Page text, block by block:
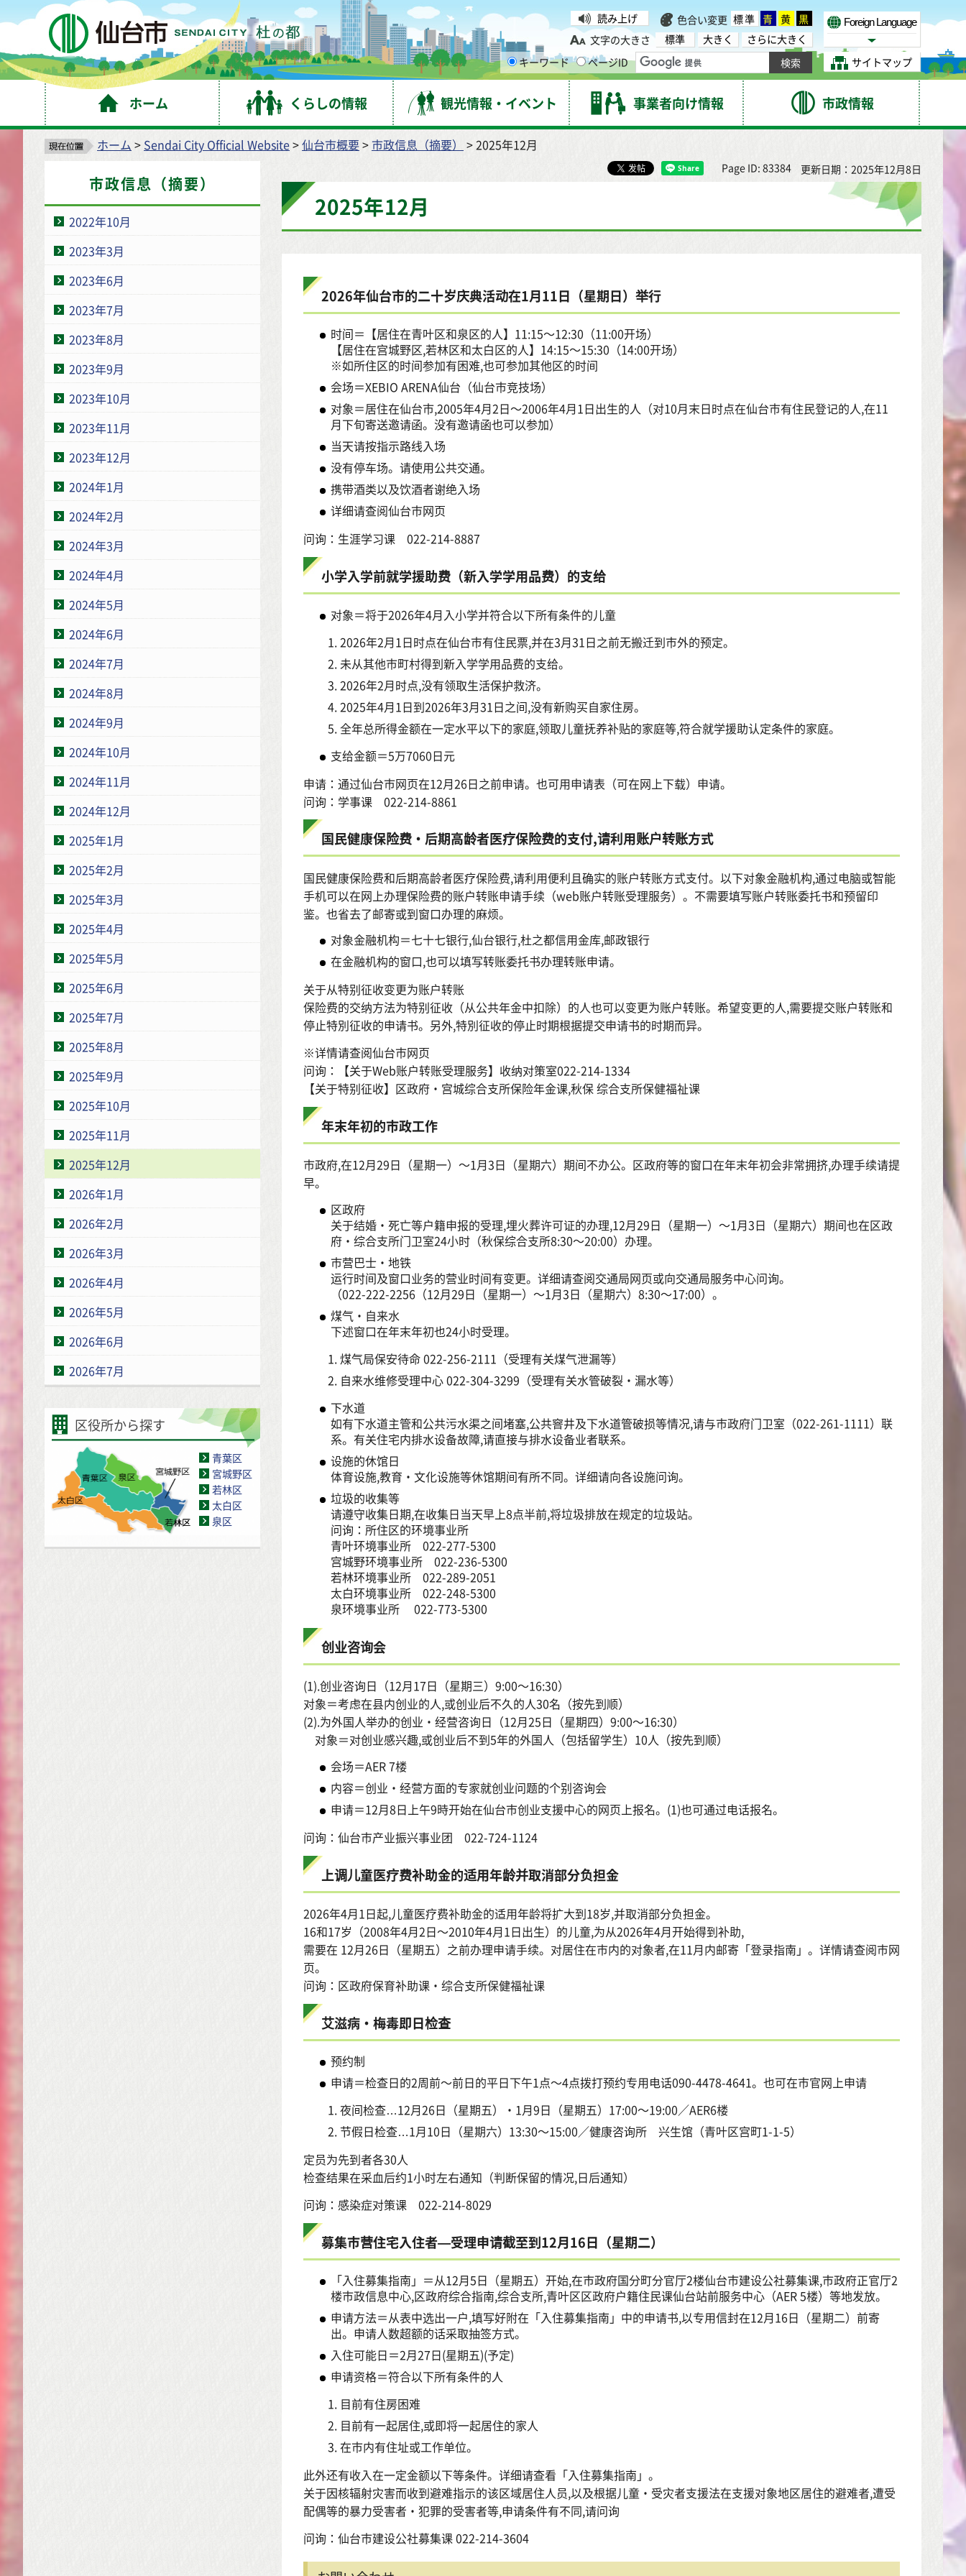
仙台市 読み上げ 色合い変更 標準 青 黄 黒
文字の大きさ
標準 大きく
さらに大きく
キーワード
ページID
Foreign Language
Select Language
サイトマップ
ホーム くらしの情報 観光情報・イベント 事業者向け情報 市政情報
ホーム > Sendai City Official Website>仙台市概要>市政信息（摘要） > 2025年12月
市政信息（摘要）
2022年10月
2023年3月
2023年6月
2023年7月
2023年8月
2023年9月
2023年10月
2023年11月
2023年12月
2024年1月
2024年2月
2024年3月
2024年4月
2024年5月
2024年6月
2024年7月
2024年8月
2024年9月
2024年10月
2024年11月
2024年12月
2025年1月
2025年2月
2025年3月
2025年4月
2025年5月
2025年6月
2025年7月
2025年8月
2025年9月
2025年10月
2025年11月
2025年12月
2026年1月
2026年2月
2026年3月
2026年4月
2026年5月
2026年6月
2026年7月
区役所から探す
青葉区
宮城野区
若林区
太白区
泉区
Page ID: 83384 更新日期：2025年12月8日
2025年12月
2026年仙台市的二十岁庆典活动在1月11日（星期日）举行
时间＝【居住在青叶区和泉区的人】11:15～12:30（11:00开场）
【居住在宫城野区,若林区和太白区的人】14:15～15:30（14:00开场）
※如所住区的时间参加有困难,也可参加其他区的时间
会场＝XEBIO ARENA仙台（仙台市竞技场）
对象＝居住在仙台市,2005年4月2日～2006年4月1日出生的人（对10月末日时点在仙台市有住民登记的人,在11
月下旬寄送邀请函。没有邀请函也可以参加）
当天请按指示路线入场
没有停车场。请使用公共交通。
携带酒类以及饮酒者谢绝入场
详细请查阅仙台市网页
问询：生涯学习课 022-214-8887
小学入学前就学援助费（新入学学用品费）的支给
对象＝将于2026年4月入小学并符合以下所有条件的儿童
2026年2月1日时点在仙台市有住民票,并在3月31日之前无搬迁到市外的预定。
未从其他市町村得到新入学学用品费的支给。
2026年2月时点,没有领取生活保护救济。
2025年4月1日到2026年3月31日之间,没有新购买自家住房。
全年总所得金额在一定水平以下的家庭,领取儿童抚养补贴的家庭等,符合就学援助认定条件的家庭。
支给金额＝5万7060日元
申请：通过仙台市网页在12月26日之前申请。也可用申请表（可在网上下载）申请。
问询：学事课 022-214-8861
国民健康保险费・后期高龄者医疗保险费的支付,请利用账户转账方式
国民健康保险费和后期高龄者医疗保险费,请利用便利且确实的账户转账方式支付。以下对象金融机构,通过电脑或智能
手机可以在网上办理保险费的账户转账申请手续（web账户转账受理服务）。不需要填写账户转账委托书和预留印
鉴。也省去了邮寄或到窗口办理的麻烦。
对象金融机构＝七十七银行,仙台银行,杜之都信用金库,邮政银行
在金融机构的窗口,也可以填写转账委托书办理转账申请。
关于从特别征收变更为账户转账
保险费的交纳方法为特别征收（从公共年金中扣除）的人也可以变更为账户转账。希望变更的人,需要提交账户转账和
停止特別征收的申请书。另外,特別征收的停止时期根据提交申请书的时期而异。
※详情请查阅仙台市网页
问询：【关于Web账户转账受理服务】收纳对策室022-214-1334
【关于特别征收】区政府・宫城综合支所保险年金课,秋保 综合支所保健福祉课
年末年初的市政工作
市政府,在12月29日（星期一）～1月3日（星期六）期间不办公。区政府等的窗口在年末年初会非常拥挤,办理手续请提
早。
区政府
关于结婚・死亡等户籍申报的受理,埋火葬许可证的办理,12月29日（星期一）～1月3日（星期六）期间也在区政
府・综合支所门卫室24小时（秋保综合支所8:30～20:00）办理。
市营巴士・地铁
运行时间及窗口业务的营业时间有变更。详细请查阅交通局网页或向交通局服务中心问询。
（022-222-2256（12月29日（星期一）～1月3日（星期六）8:30～17:00）。
煤气・自来水
下述窗口在年末年初也24小时受理。
煤气局保安待命 022-256-2111（受理有关煤气泄漏等）
自来水维修受理中心 022-304-3299（受理有关水管破裂・漏水等）
下水道
如有下水道主管和公共污水渠之间堵塞,公共窨井及下水道管破损等情况,请与市政府门卫室（022-261-1111）联
系。有关住宅内排水设备故障,请直接与排水设备业者联系。
设施的休馆日
体育设施,教育・文化设施等休馆期间有所不同。详细请向各设施问询。
垃圾的收集等
请遵守收集日期,在收集日当天早上8点半前,将垃圾排放在规定的垃圾站。
问询：所住区的环境事业所
青叶环境事业所 022-277-5300
宫城野环境事业所 022-236-5300
若林环境事业所 022-289-2051
太白环境事业所 022-248-5300
泉环境事业所 022-773-5300
创业咨询会
(1).创业咨询日（12月17日（星期三）9:00～16:30）
对象＝考虑在县内创业的人,或创业后不久的人30名（按先到顺）
(2).为外国人举办的创业・经营咨询日（12月25日（星期四）9:00～16:30）
对象＝对创业感兴趣,或创业后不到5年的外国人（包括留学生）10人（按先到顺）
会场＝AER 7楼
内容＝创业・经营方面的专家就创业问题的个别咨询会
申请＝12月8日上午9時开始在仙台市创业支援中心的网页上报名。(1)也可通过电话报名。
问询：仙台市产业振兴事业团 022-724-1124
上调儿童医疗费补助金的适用年龄并取消部分负担金
2026年4月1日起,儿童医疗费补助金的适用年龄将扩大到18岁,并取消部分负担金。
16和17岁（2008年4月2日～2010年4月1日出生）的儿童,为从2026年4月开始得到补助,
需要在 12月26日（星期五）之前办理申请手续。对居住在市内的对象者,在11月内邮寄「登录指南」。详情请查阅市网
页。
问询：区政府保育补助课・综合支所保健福祉课
艾滋病・梅毒即日检查
预约制
申请＝检查日的2周前～前日的平日下午1点～4点拨打预约专用电话090-4478-4641。也可在市官网上申请
夜间检查…12月26日（星期五）・1月9日（星期五）17:00～19:00／AER6楼
节假日检查…1月10日（星期六）13:30～15:00／健康咨询所 兴生馆（青叶区宫町1-1-5）
定员为先到者各30人
检查结果在采血后约1小时左右通知（判断保留的情况,日后通知）
问询：感染症对策课 022-214-8029
募集市营住宅入住者—受理申请截至到12月16日（星期二）
「入住募集指南」＝从12月5日（星期五）开始,在市政府国分町分官厅2楼仙台市建设公社募集课,市政府正官厅2
楼市政信息中心,区政府综合指南,综合支所,青叶区区政府户籍住民课仙台站前服务中心（AER 5楼）等地发放。
申请方法＝从表中选出一户,填写好附在「入住募集指南」中的申请书,以专用信封在12月16日（星期二）前寄
出。申请人数超额的话采取抽签方式。
入住可能日＝2月27日(星期五)(予定)
申请资格＝符合以下所有条件的人
目前有住房困难
目前有一起居住,或即将一起居住的家人
在市内有住址或工作单位。
此外还有收入在一定金额以下等条件。详细请查看「入住募集指南」。
关于因核辐射灾害而收到避难指示的该区域居住人员,以及根据儿童・受灾者支援法在支援对象地区居住的避难者,遭受
配偶等的暴力受害者・犯罪的受害者等,申请条件有不同,请问询
问询：仙台市建设公社募集课 022-214-3604